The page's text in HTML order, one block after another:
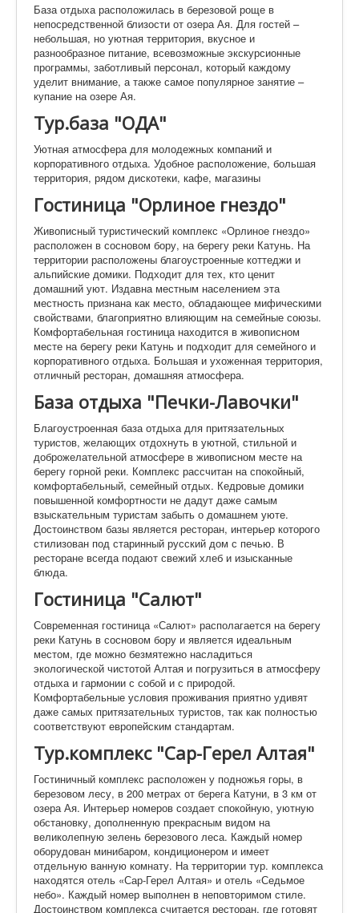
База отдыха расположилась в березовой роще в
непосредственной близости от озера Ая. Для гостей –
небольшая, но уютная территория, вкусное и
разнообразное питание, всевозможные экскурсионные
программы, заботливый персонал, который каждому
уделит внимание, а также самое популярное занятие –
купание на озере Ая.
Тур.база "ОДА"
Уютная атмосфера для молодежных компаний и
корпоративного отдыха. Удобное расположение, большая
территория, рядом дискотеки, кафе, магазины
Гостиница "Орлиное гнездо"
Живописный туристический комплекс «Орлиное гнездо»
расположен в сосновом бору, на берегу реки Катунь. На
территории расположены благоустроенные коттеджи и
альпийские домики. Подходит для тех, кто ценит
домашний уют. Издавна местным населением эта
местность признана как место, обладающее мифическими
свойствами, благоприятно влияющим на семейные союзы.
Комфортабельная гостиница находится в живописном
месте на берегу реки Катунь и подходит для семейного и
корпоративного отдыха. Большая и ухоженная территория,
отличный ресторан, домашняя атмосфера.
База отдыха "Печки-Лавочки"
Благоустроенная база отдыха для притязательных
туристов, желающих отдохнуть в уютной, стильной и
доброжелательной атмосфере в живописном месте на
берегу горной реки. Комплекс рассчитан на спокойный,
комфортабельный, семейный отдых. Кедровые домики
повышенной комфортности не дадут даже самым
взыскательным туристам забыть о домашнем уюте.
Достоинством базы является ресторан, интерьер которого
стилизован под старинный русский дом с печью. В
ресторане всегда подают свежий хлеб и изысканные
блюда.
Гостиница "Салют"
Современная гостиница «Салют» располагается на берегу
реки Катунь в сосновом бору и является идеальным
местом, где можно безмятежно насладиться
экологической чистотой Алтая и погрузиться в атмосферу
отдыха и гармонии с собой и с природой.
Комфортабельные условия проживания приятно удивят
даже самых притязательных туристов, так как полностью
соответствуют европейским стандартам.
Тур.комплекс "Сар-Герел Алтая"
Гостиничный комплекс расположен у подножья горы, в
березовом лесу, в 200 метрах от берега Катуни, в 3 км от
озера Ая. Интерьер номеров создает спокойную, уютную
обстановку, дополненную прекрасным видом на
великолепную зелень березового леса. Каждый номер
оборудован минибаром, кондиционером и имеет
отдельную ванную комнату. На территории тур. комплекса
находятся отель «Сар-Герел Алтая» и отель «Седьмое
небо». Каждый номер выполнен в неповторимом стиле.
Достоинством комплекса считается ресторан, где готовят